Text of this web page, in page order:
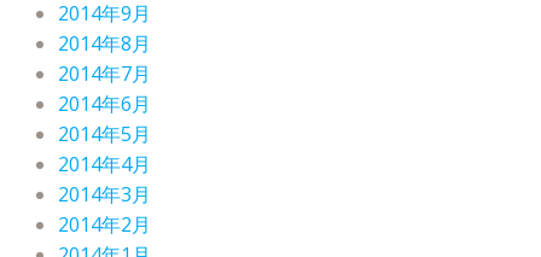
2014年9月
2014年8月
2014年7月
2014年6月
2014年5月
2014年4月
2014年3月
2014年2月